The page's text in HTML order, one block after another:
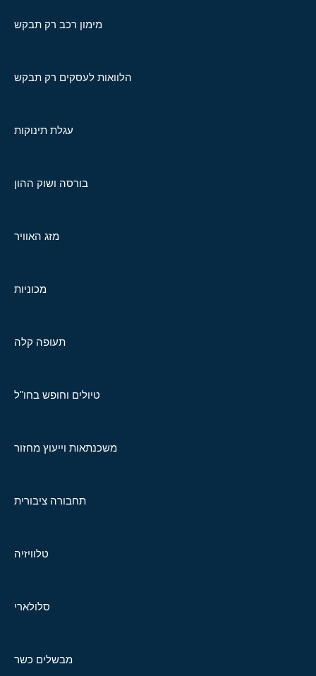
מימון רכב רק תבקש
הלוואות לעסקים רק תבקש
עגלת תינוקות
בורסה ושוק ההון
מזג האוויר
מכוניות
תעופה קלה
טיולים וחופש בחו"ל
משכנתאות וייעוץ מחזור
תחבורה ציבורית
טלוויזיה
סלולארי
מבשלים כשר